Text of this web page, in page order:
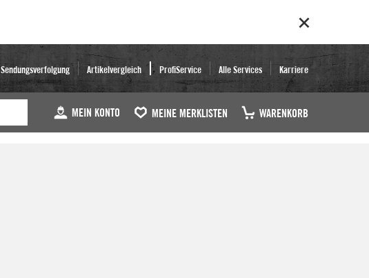
Sendungsverfolgung Artikelvergleich ProfiService Alle Services Karriere
MEIN KONTO MEINE MERKLISTEN WARENKORB